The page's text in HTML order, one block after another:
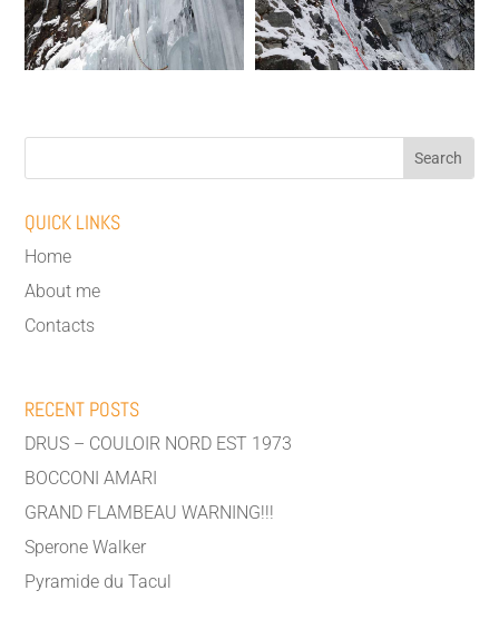
QUICK LINKS
Home
About me
Contacts
RECENT POSTS
DRUS – COULOIR NORD EST 1973
BOCCONI AMARI
GRAND FLAMBEAU WARNING!!!
Sperone Walker
Pyramide du Tacul